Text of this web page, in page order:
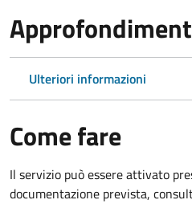
Ulteriori informazioni
Come fare
Il servizio può essere attivato
documentazione prevista,